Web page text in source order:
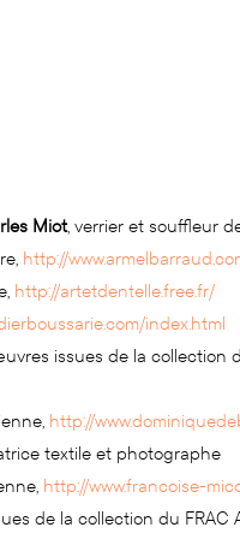
Miot, verrier et souffleur
http://
http://artetdentelle.free.fr/
index.html
issues de la collection
http://
textile et photographe
http://www.francoise-
de la collection du FRAC